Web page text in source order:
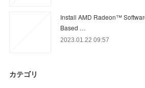
Install AMD Radeon™
Based …
2023.01.22 09:57
カテゴリ